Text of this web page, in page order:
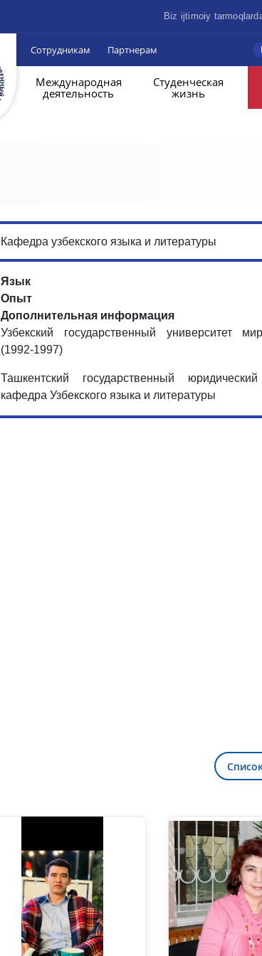
Biz ijtimoiy
Сотрудникам Партнерам
Международная
деятельность
Студенческая
жизнь
Кафедра узбекского языка и литературы
Язык
Опыт
Дополнительная информация
Узбекский государственный университет
(1992-1997)
Ташкентский государственный юридический
кафедра Узбекского языка и литературы
Здравствуйте!
чат приёмной
Оставляйте
по вопросам